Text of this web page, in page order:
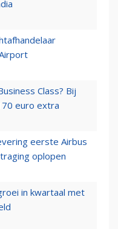
Class? Bij
euro extra
eerste Airbus
oplopen
in kwartaal met